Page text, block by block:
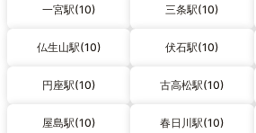
一宮駅(10) 三条駅(10)
仏生山駅(10) 伏石駅(10)
円座駅(10) 古高松駅(10)
屋島駅(10) 春日川駅(10)